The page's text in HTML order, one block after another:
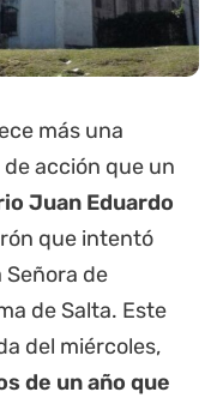
más una
acción que un
Juan Eduardo
que intentó
de
de Salta. Este
del miércoles,
de un año que